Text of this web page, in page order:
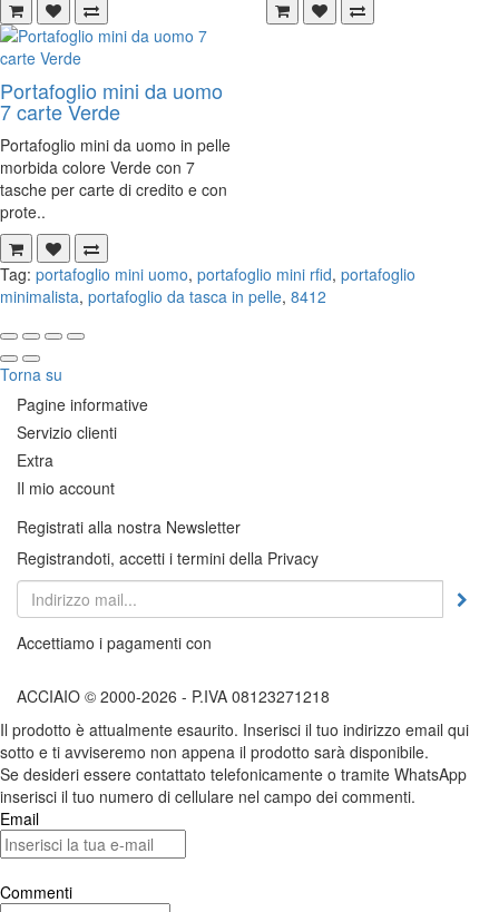
Portafoglio mini da uomo
7 carte Verde
Portafoglio mini da uomo in pelle
morbida colore Verde con 7
tasche per carte di credito e con
prote..
Tag: portafoglio mini uomo, portafoglio mini rfid, portafoglio
minimalista, portafoglio da tasca in pelle, 8412
Torna su
Pagine informative
Servizio clienti
Extra
Il mio account
Registrati alla nostra Newsletter
Registrandoti, accetti i termini della Privacy
Accettiamo i pagamenti con
ACCIAIO © 2000-2026 - P.IVA 08123271218
Il prodotto è attualmente esaurito. Inserisci il tuo indirizzo email qui
sotto e ti avviseremo non appena il prodotto sarà disponibile.
Se desideri essere contattato telefonicamente o tramite WhatsApp
inserisci il tuo numero di cellulare nel campo dei commenti.
Email
Commenti